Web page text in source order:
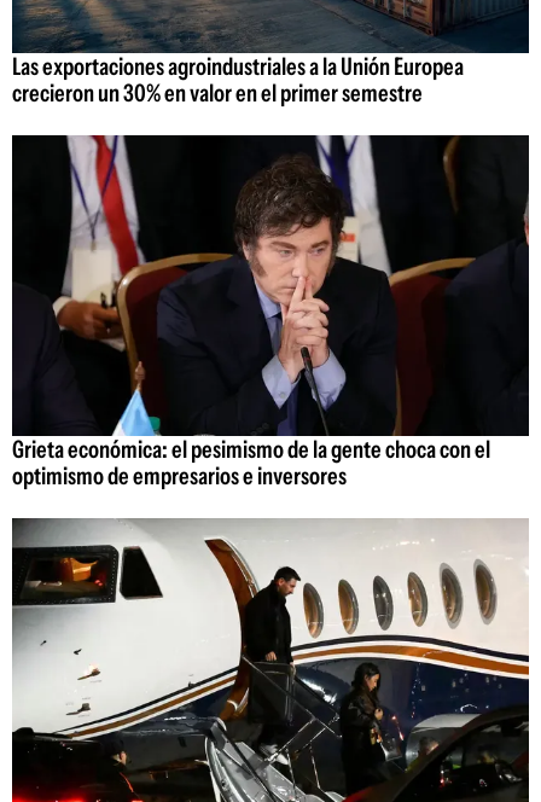
Las exportaciones agroindustriales a la Unión Europea
crecieron un 30% en valor en el primer semestre
Grieta económica: el pesimismo de la gente choca con el
optimismo de empresarios e inversores